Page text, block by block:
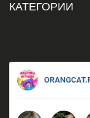
КАТЕГОРИИ